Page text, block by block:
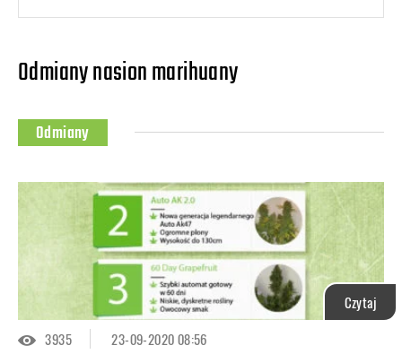
Odmiany nasion marihuany
Odmiany
Czytaj
3935
23-09-2020 08:56